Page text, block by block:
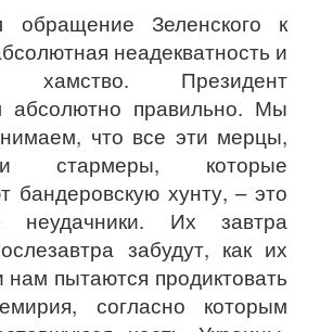
обращение Зеленского к
неадекватность и
хамство. Президент
абсолютно правильно. Мы
что все эти мерцы,
стармеры, которые
бандеровскую хунту, – это
неудачники. Их завтра
забудут, как их
пытаются продиктовать
согласно которым